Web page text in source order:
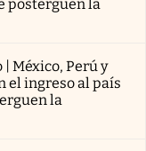
posterguen la
México, Perú y
el ingreso al país
la